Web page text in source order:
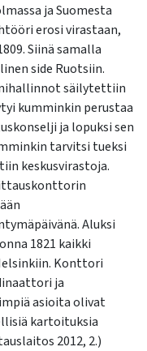
ja Suomesta
erosi virastaan,
Siinä samalla
side Ruotsiin.
säilytettiin
kumminkin perustaa
ja lopuksi sen
tarvitsi tueksi
keskusvirastoja.
Aluksi
1821 kaikki
Konttori
ja
asioita olivat
kartoituksia
2012, 2.)